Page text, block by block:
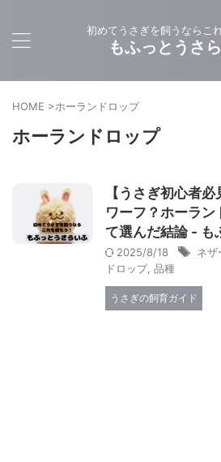
初めてうさぎを飼うならこ
もふっとうさ
HOME >ホーランドロップ
ホーランドロップ
【うさぎ初心者
ワーフ？ホーラン
て選んだ結論 - も
2025/8/18 ネザ
ドロップ, 品種
うさぎの飼育ガイド